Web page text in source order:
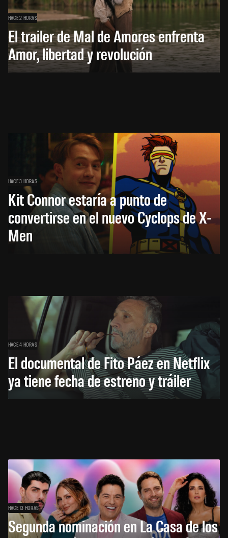
HACE 2 HORAS
El trailer de Mal de Amores enfrenta
Amor, libertad y revolución
HACE 3 HORAS
Kit Connor estaría a punto de
convertirse en el nuevo Cyclops de X-
Men
HACE 4 HORAS
El documental de Fito Páez en Netflix
ya tiene fecha de estreno y tráiler
HACE 13 HORAS
Segunda nominación en La Casa de los